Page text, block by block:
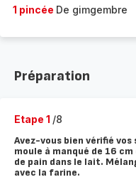
1 pincée De gimgembre
Préparation
Etape 1 /8
Avez-vous bien vérifié vos
moule à manqué de 16
de pain dans le lait.
avec la farine.